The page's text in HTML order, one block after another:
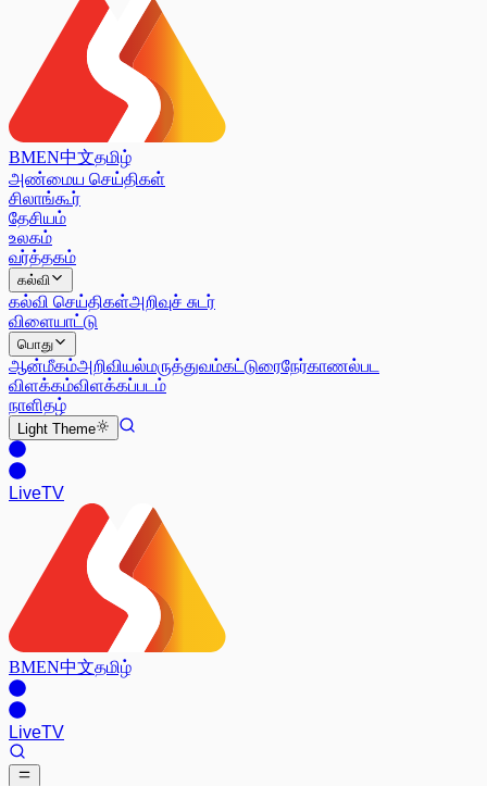
BMEN中文தமிழ்
அண்மைய செய்திகள்
சிலாங்கூர்
தேசியம்
உலகம்
வர்த்தகம்
கல்வி
கல்வி செய்திகள்அறிவுச் சுடர்
விளையாட்டு
பொது
ஆன்மீகம்அறிவியல்மருத்துவம்கட்டுரைநேர்காணல்பட
விளக்கம்விளக்கப்படம்
நாளிதழ்
Light Theme
LiveTV
BMEN中文தமிழ்
LiveTV